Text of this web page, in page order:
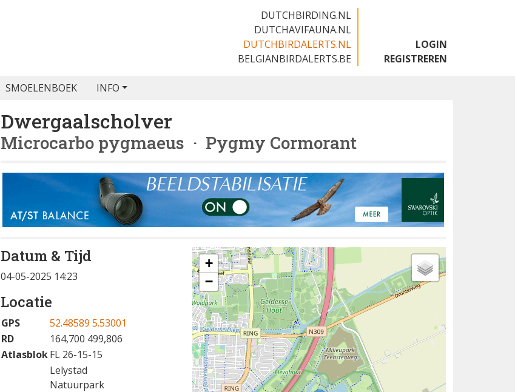
DUTCHBIRDING.NL
DUTCHAVIFAUNA.NL
DUTCHBIRDALERTS.NL
BELGIANBIRDALERTS.BE
LOGIN
REGISTREREN
SMOELENBOEK INFO
Dwergaalscholver
Microcarbo pygmaeus · Pygmy Cormorant
Datum & Tijd
04-05-2025 14:23
Locatie
GPS
52.48589 5.53001
RD
164,700 499,806
AtlasblokFL 26-15-15
Lelystad
Natuurpark
+
−